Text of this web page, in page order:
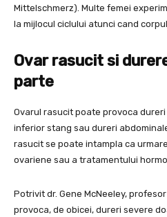
Mittelschmerz). Multe femei
la mijlocul ciclului atunci cand
Ovar rasucit si
parte
Ovarul rasucit poate provoca
inferior stang sau dureri
rasucit se poate intampla ca
ovariene sau a tratamentului
Potrivit dr. Gene McNeeley,
provoca, de obicei, dureri severe